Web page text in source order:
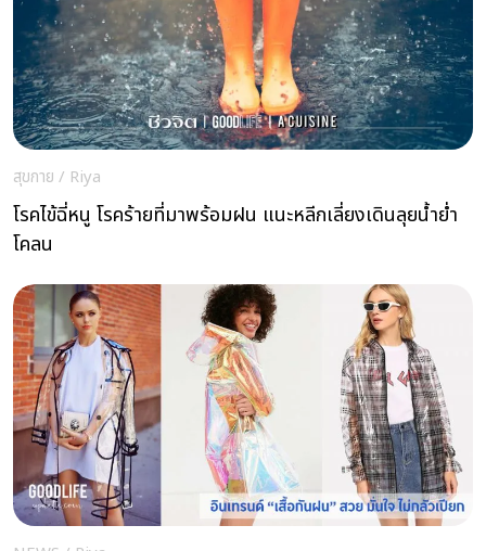
สุขกาย / Riya
โรคไข้ฉี่หนู โรคร้ายที่มาพร้อมฝน แนะหลีกเลี่ยงเดินลุยน้ำย่ำ
โคลน